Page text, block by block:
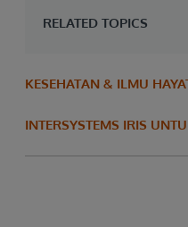
RELATED TOPICS
KESEHATAN & ILMU
INTERSYSTEMS IRIS